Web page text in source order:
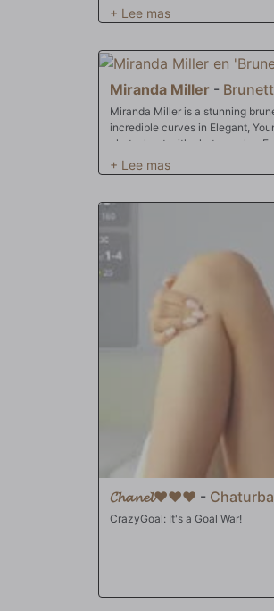
went away to college, leaving
black stud, which is exactly
Miranda Miller -
Miranda Miller is a stunning
incredible curves in Elegant,
photoshoot with photographer
and Emilio dives straight in
incredible sloppy blowjob,
𝓒𝓱𝓪𝓷𝓮𝓵❤️❤️❤️ -
CrazyGoal: It's a Goal War!